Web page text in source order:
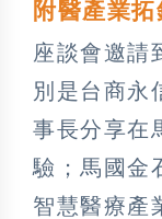
附醫產業
座談會邀請
別是台商永
事長分享在
驗；馬國金
智慧醫療產